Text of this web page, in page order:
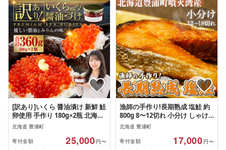
[訳あり]いくら 醤油漬け 新鮮 鮭
卵使用 手作り 180g×2瓶 北海道
豊浦 噴火湾 優しい醤油とみり
んの味
北海道 豊浦町
寄付金額 25,000 円〜
漁師の手作り!長期熟成 塩鮭 約
800g 8〜12切れ 小分け しゃけ
鮭 さけ 秋鮭 熟成 塩味 海産物 海
鮮 魚介 魚 北海道産 冷凍 グルメ
お弁当 惣菜 おかず 国産 北海道
北海道 豊浦町
寄付金額 17,000 円〜